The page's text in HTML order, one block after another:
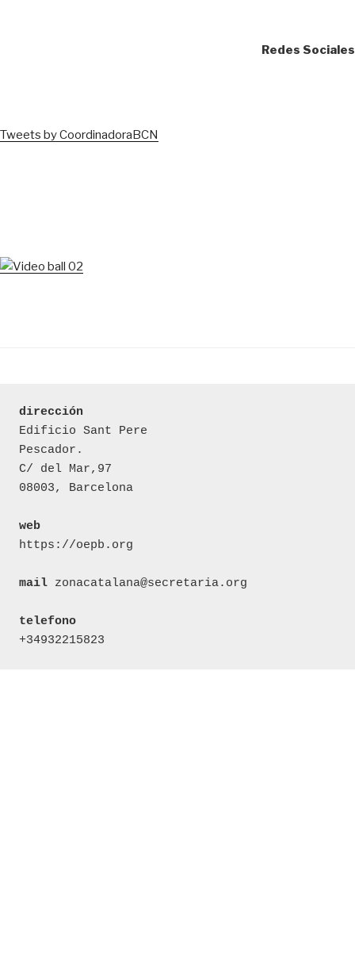
Redes Sociales
Tweets by CoordinadoraBCN
dirección
Edificio Sant Pere
Pescador.
C/ del Mar,97
08003, Barcelona
web
https://oepb.org
mail zonacatalana@secretaria.org
telefono
+34932215823